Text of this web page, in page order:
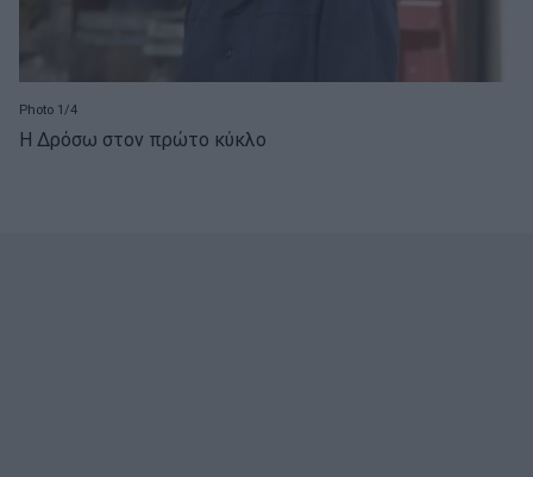
Photo 1/4
Η Δρόσω στον πρώτο κύκλο